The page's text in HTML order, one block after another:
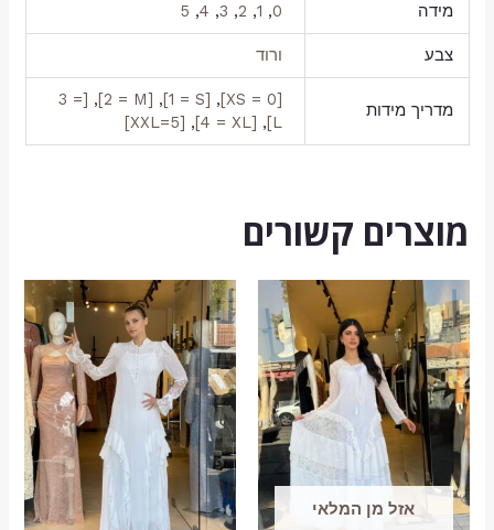
מידה 0
,
1
,
2
,
3
,
4
,
5
צבע ורוד
מדריך מידות
[0 = XS]
,
[1 = S]
,
[2 = M]
,
[3 =
L]
,
[4 = XL]
,
[XXL=5]
מוצרים קשורים
אזל מן המלאי